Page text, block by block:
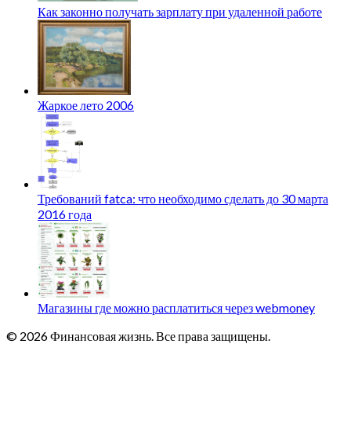
Как законно получать зарплату при удаленной работе
Жаркое лето 2006
Требований fatca: что необходимо сделать до 30 марта
2016 года
Магазины где можно расплатиться через webmoney
© 2026 Финансовая жизнь. Все права защищены.